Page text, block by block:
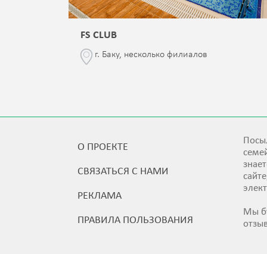
FS CLUB
г. Баку, несколько филиалов
О ПРОЕКТЕ
СВЯЗАТЬСЯ С НАМИ
РЕКЛАМА
ПРАВИЛА ПОЛЬЗОВАНИЯ
Мы